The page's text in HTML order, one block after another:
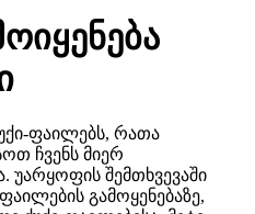
ფაილებს, რათა
ჩვენს მიერ
უარყოფის შემთხვევაში
გამოყენებაზე,